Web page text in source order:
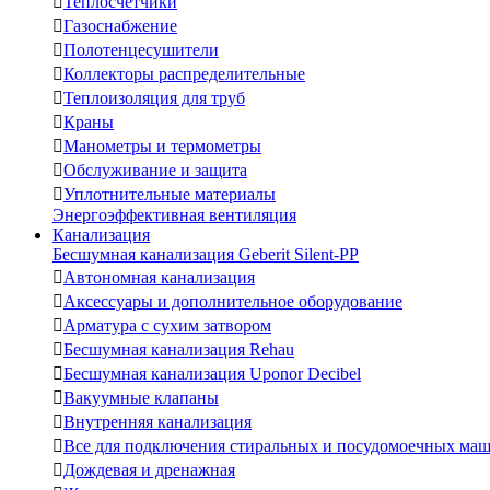
Газоснабжение
Полотенцесушители
Коллекторы распределительные
Теплоизоляция для труб
Краны
Манометры и термометры
Обслуживание и защита
Уплотнительные материалы
Энергоэффективная вентиляция
Канализация
Бесшумная канализация Geberit Silent-PP
Автономная канализация
Аксессуары и дополнительное оборудование
Арматура с сухим затвором
Бесшумная канализация Rehau
Бесшумная канализация Uponor Decibel
Вакуумные клапаны
Внутренняя канализация
Все для подключения стиральных и посудомоечных
Дождевая и дренажная